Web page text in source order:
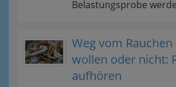
Belastungsprobe
Weg vom Rauchen
wollen oder nicht:
aufhören